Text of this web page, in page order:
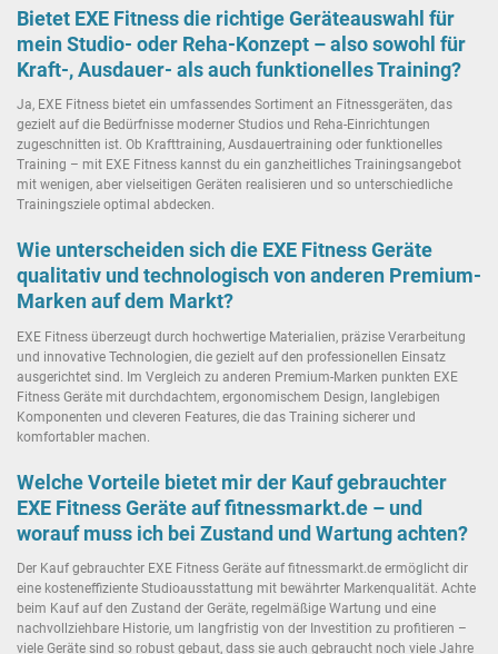
Bietet EXE Fitness die richtige Geräteauswahl für
mein Studio- oder Reha-Konzept – also sowohl für
Kraft-, Ausdauer- als auch funktionelles Training?
Ja, EXE Fitness bietet ein umfassendes Sortiment an Fitnessgeräten, das
gezielt auf die Bedürfnisse moderner Studios und Reha-Einrichtungen
zugeschnitten ist. Ob Krafttraining, Ausdauertraining oder funktionelles
Training – mit EXE Fitness kannst du ein ganzheitliches Trainingsangebot
mit wenigen, aber vielseitigen Geräten realisieren und so unterschiedliche
Trainingsziele optimal abdecken.
Wie unterscheiden sich die EXE Fitness Geräte
qualitativ und technologisch von anderen Premium-
Marken auf dem Markt?
EXE Fitness überzeugt durch hochwertige Materialien, präzise Verarbeitung
und innovative Technologien, die gezielt auf den professionellen Einsatz
ausgerichtet sind. Im Vergleich zu anderen Premium-Marken punkten EXE
Fitness Geräte mit durchdachtem, ergonomischem Design, langlebigen
Komponenten und cleveren Features, die das Training sicherer und
komfortabler machen.
Welche Vorteile bietet mir der Kauf gebrauchter
EXE Fitness Geräte auf fitnessmarkt.de – und
worauf muss ich bei Zustand und Wartung achten?
Der Kauf gebrauchter EXE Fitness Geräte auf fitnessmarkt.de ermöglicht dir
eine kosteneffiziente Studioausstattung mit bewährter Markenqualität. Achte
beim Kauf auf den Zustand der Geräte, regelmäßige Wartung und eine
nachvollziehbare Historie, um langfristig von der Investition zu profitieren –
viele Geräte sind so robust gebaut, dass sie auch gebraucht noch viele Jahre